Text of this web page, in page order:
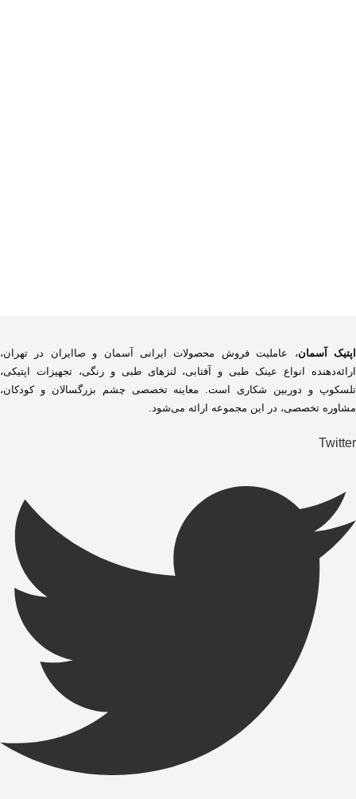
اپتیک آسمان، عاملیت فروش محصولات ایرانی آسمان و صاایران در تهران،
ارائه‌دهنده انواع عینک طبی و آفتابی، لنزهای طبی و رنگی، تجهیزات اپتیکی،
تلسکوپ و دوربین شکاری است. معاینه تخصصی چشم بزرگسالان و کودکان،
مشاوره تخصصی، در این مجموعه ارائه می‌شود.
Twitter